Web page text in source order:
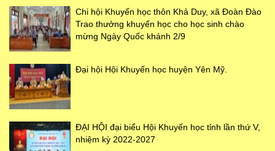
Chi hội Khuyến học thôn Khả Duy, xã Đoàn Đào
Trao thưởng khuyến học cho học sinh chào
mừng Ngày Quốc khánh 2/9
Đại hội Hội Khuyến học huyện Yên Mỹ.
ĐẠI HỘI đại biểu Hội Khuyến học tỉnh lần thứ V,
nhiệm kỳ 2022-2027